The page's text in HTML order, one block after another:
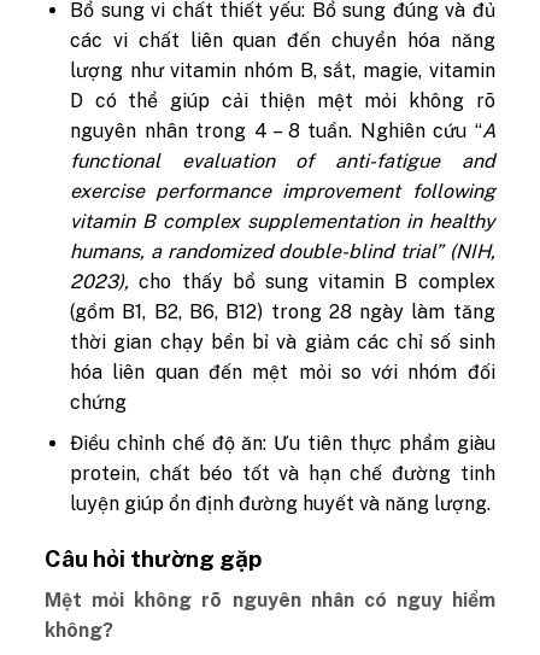
Bổ sung vi chất thiết yếu: Bổ sung đúng và đủ
các vi chất liên quan đến chuyển hóa năng
lượng như vitamin nhóm B, sắt, magie, vitamin
D có thể giúp cải thiện mệt mỏi không rõ
nguyên nhân trong 4 – 8 tuần. Nghiên cứu “A
functional evaluation of anti-fatigue and
exercise performance improvement following
vitamin B complex supplementation in healthy
humans, a randomized double-blind trial” (NIH,
2023), cho thấy bổ sung vitamin B complex
(gồm B1, B2, B6, B12) trong 28 ngày làm tăng
thời gian chạy bền bỉ và giảm các chỉ số sinh
hóa liên quan đến mệt mỏi so với nhóm đối
chứng
Điều chỉnh chế độ ăn: Ưu tiên thực phẩm giàu
protein, chất béo tốt và hạn chế đường tinh
luyện giúp ổn định đường huyết và năng lượng.
Câu hỏi thường gặp
Mệt mỏi không rõ nguyên nhân có nguy hiểm
không?